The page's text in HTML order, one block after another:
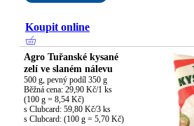
Koupit online
Agro Tuřanské kysané
zelí ve slaném nálevu
500 g, pevný podíl 350 g
Běžná cena: 29,90 Kč/1 ks
(100 g = 8,54 Kč)
s Clubcard: 59,80 Kč/3 ks
s Clubcard: (100 g = 5,70 Kč)